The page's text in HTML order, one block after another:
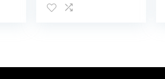
de Lampe de